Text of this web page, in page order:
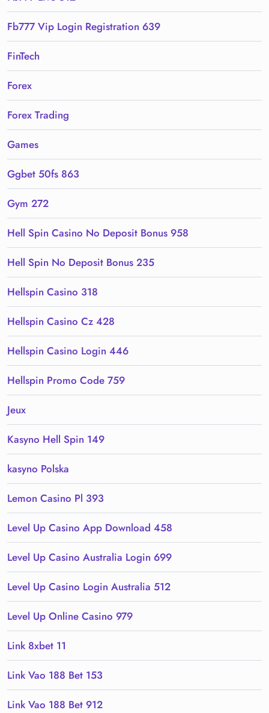
Fb777 Vip Login Registration 639
FinTech
Forex
Forex Trading
Games
Ggbet 50fs 863
Gym 272
Hell Spin Casino No Deposit Bonus 958
Hell Spin No Deposit Bonus 235
Hellspin Casino 318
Hellspin Casino Cz 428
Hellspin Casino Login 446
Hellspin Promo Code 759
Jeux
Kasyno Hell Spin 149
kasyno Polska
Lemon Casino Pl 393
Level Up Casino App Download 458
Level Up Casino Australia Login 699
Level Up Casino Login Australia 512
Level Up Online Casino 979
Link 8xbet 11
Link Vao 188 Bet 153
Link Vao 188 Bet 912